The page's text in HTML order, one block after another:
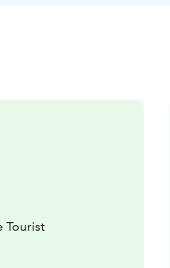
Tourist